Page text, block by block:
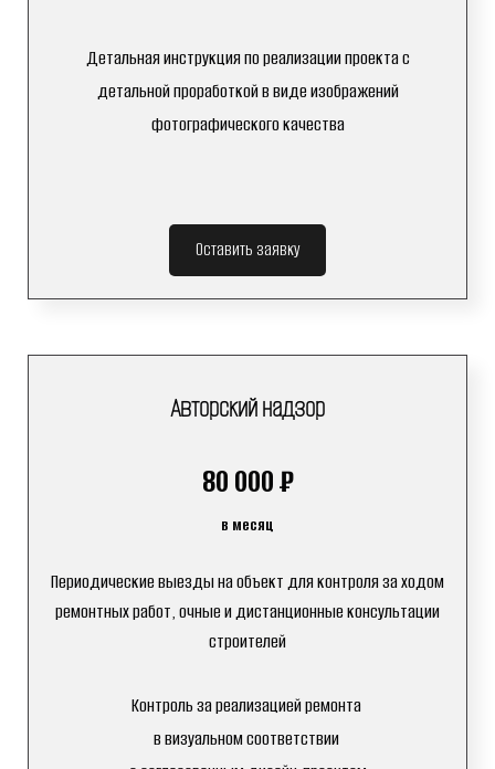
Детальная инструкция по реализации проекта с
детальной проработкой в виде изображений
фотографического качества
Оставить заявку
Авторский надзор
80 000 ₽
в месяц
Периодические выезды на объект для контроля за ходом
ремонтных работ, очные и дистанционные консультации
строителей
Контроль за реализацией ремонта
в визуальном соответствии